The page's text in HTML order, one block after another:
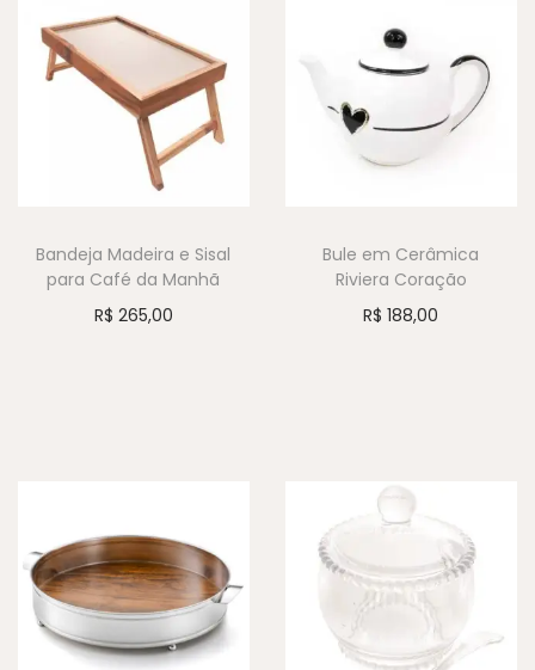
Bandeja Madeira e Sisal
para Café da Manhã
R$ 265,00
Bule em Cerâmica
Riviera Coração
R$ 188,00